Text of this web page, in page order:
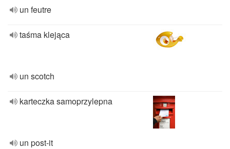
un feutre
taśma klejąca
un scotch
karteczka samoprzylepna
un post-it